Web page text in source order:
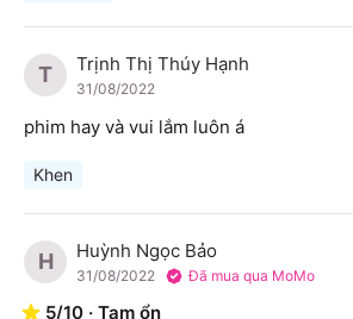
T Trịnh Thị Thúy Hạnh
31/08/2022
phim hay và vui lắm luôn á
Khen
H Huỳnh Ngọc Bảo
31/08/2022 Đã mua qua MoMo
5/10 · Tạm ổn